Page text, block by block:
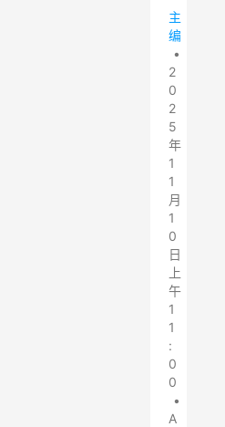
主
编
•
2
0
2
5
年
1
1
月
1
0
日
上
午
1
1
:
0
0
•
A